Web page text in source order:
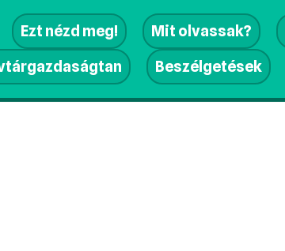
Ezt nézd meg! Mit olvassak?
Beszélgetések